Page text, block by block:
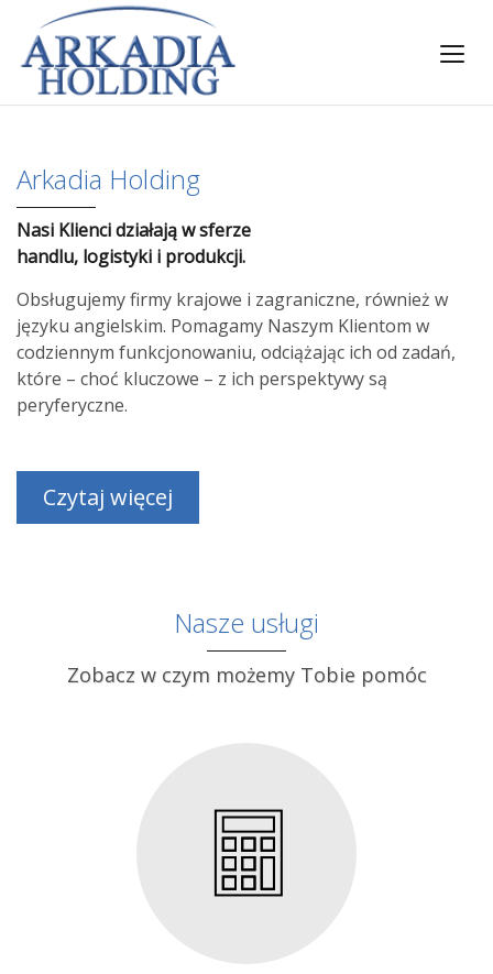
Arkadia Holding
Nasi Klienci działają w sferze
handlu, logistyki i produkcji.
Obsługujemy firmy krajowe i zagraniczne, również w
języku angielskim. Pomagamy Naszym Klientom w
codziennym funkcjonowaniu, odciążając ich od zadań,
które – choć kluczowe – z ich perspektywy są
peryferyczne.
Czytaj więcej
Nasze usługi
Zobacz w czym możemy Tobie pomóc